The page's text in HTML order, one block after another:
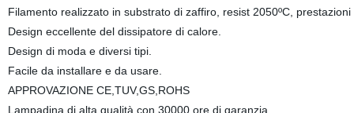
Filamento realizzato in substrato di zaffiro, resist 2050ºC,
Design eccellente del dissipatore di calore.
Design di moda e diversi tipi.
Facile da installare e da usare.
APPROVAZIONE CE,TUV,GS,ROHS
Lampadina di alta qualità con 30000 ore di garanzia.